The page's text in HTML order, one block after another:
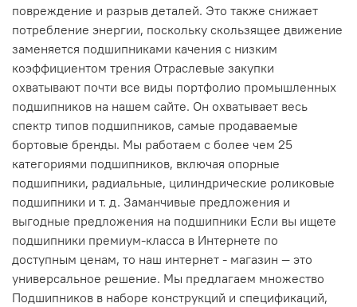
повреждение и разрыв деталей. Это также снижает
потребление энергии, поскольку скользящее движение
заменяется подшипниками качения с низким
коэффициентом трения Отраслевые закупки
охватывают почти все виды портфолио промышленных
подшипников на нашем сайте. Он охватывает весь
спектр типов подшипников, самые продаваемые
бортовые бренды. Мы работаем с более чем 25
категориями подшипников, включая опорные
подшипники, радиальные, цилиндрические роликовые
подшипники и т. д. Заманчивые предложения и
выгодные предложения на подшипники Если вы ищете
подшипники премиум-класса в Интернете по
доступным ценам, то наш интернет - магазин — это
универсальное решение. Мы предлагаем множество
Подшипников в наборе конструкций и спецификаций,